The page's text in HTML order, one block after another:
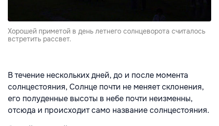
Хорошей приметой в день летнего солнцеворота считалось
встретить рассвет.
В течение нескольких дней, до и после момента
солнцестояния, Солнце почти не меняет склонения,
его полуденные высоты в небе почти неизменны,
отсюда и происходит само название солнцестояния.